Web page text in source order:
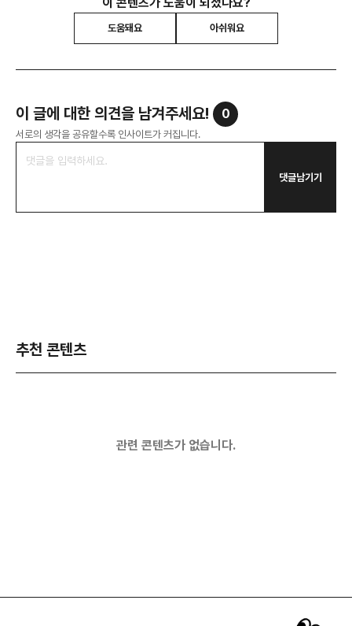
도움돼요 아쉬워요
이 글에 대한 의견을 남겨주세요! 0
서로의 생각을 공유할수록 인사이트가 커집니다.
댓글남기기
추천 콘텐츠
관련 콘텐츠가 없습니다.